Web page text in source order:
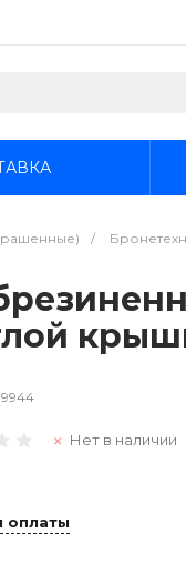
/
Нет в наличии
оплаты